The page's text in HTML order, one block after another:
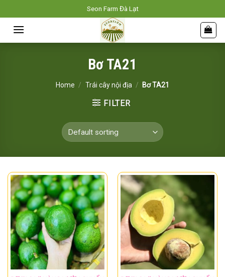
to
content
Seon Farm Đà Lạt
Bơ TA21
Home / Trái cây nội địa / Bơ TA21
FILTER